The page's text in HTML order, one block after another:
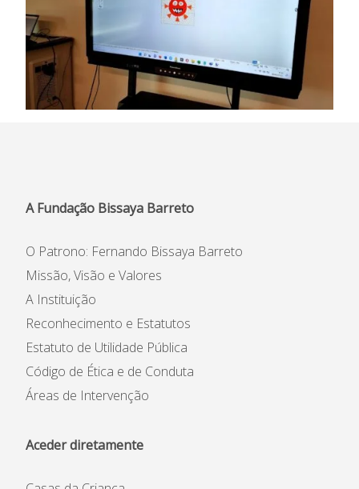
A Fundação Bissaya Barreto
O Patrono: Fernando Bissaya Barreto
Missão, Visão e Valores
A Instituição
Reconhecimento e Estatutos
Estatuto de Utilidade Pública
Código de Ética e de Conduta
Áreas de Intervenção
Aceder diretamente